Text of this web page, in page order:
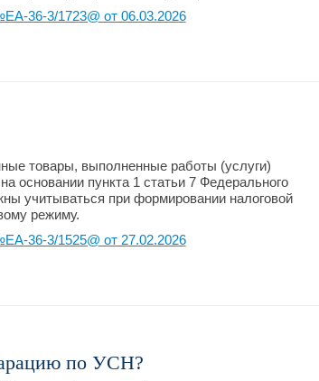
36-3/1723@ от 06.03.2026
товары, выполненные работы (услуги)
основании пункта 1 статьи 7 Федерального
учитываться при формировании налоговой
режиму.
36-3/1525@ от 27.02.2026
по УСН?